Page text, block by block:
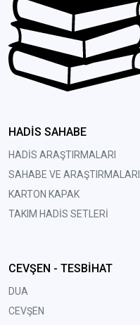
HADİS SAHABE
HADİS ARAŞTIRMALARI
SAHABE VE ARAŞTIRMALARI
KARTON KAPAK
TAKIM HADİS SETLERİ
CEVŞEN - TESBİHAT
DUA
CEVŞEN